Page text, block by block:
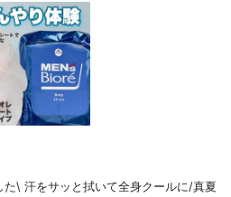
⁡\ 汗をサッと拭いて全身クールに/⁡真夏